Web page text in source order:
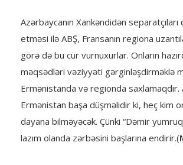
Azərbaycanın Xankəndidən separatçıları
etməsi ilə ABŞ, Fransanın regiona
görə də bu cür vurnuxurlar. Onların
məqsədləri vəziyyəti gərginləşdirməklə
Ermənistanda və regionda saxlamaqdır.
Ermənistan başa düşməlidir ki, heç kim
dayana bilməyəcək. Çünki “Dəmir
lazım olanda zərbəsini başlarına endirir.(